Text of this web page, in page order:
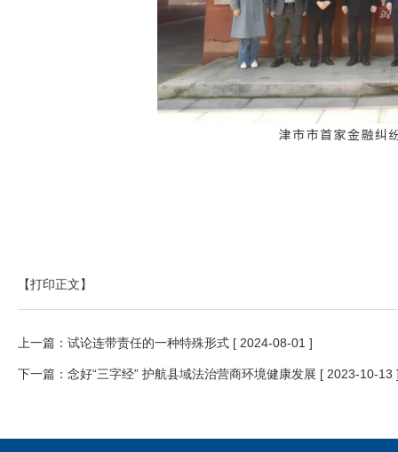
【打印正文】
上一篇： 试论连带责任的一种特殊形式 [ 2024-08-01 ]
下一篇： 念好“三字经” 护航县域法治营商环境健康发展 [ 2023-10-13